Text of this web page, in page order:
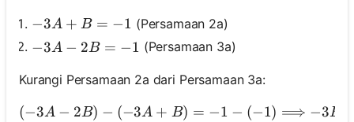
-3 A+B=-1
−3A + B = −1 (Persamaan 2a)
-3 A-2 B=-1
−3A − 2B = −1 (Persamaan 3a)
Kurangi Persamaan 2a dari Persamaan 3a:
(-3 A-2 B)-(-3
(−3A − 2B) − (−3A + B) = −1 − (−1) ⟹ −3B